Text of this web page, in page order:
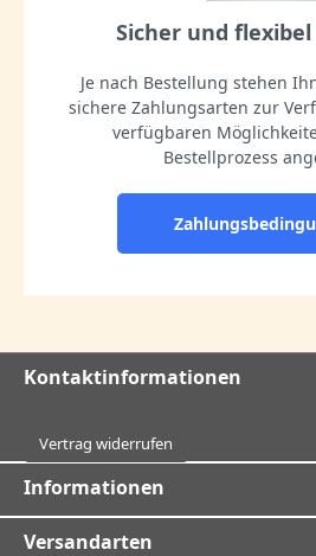
Sicher und
Je nach Bestellung stehen
sichere Zahlungsarten zur
verfügbaren
Bestellprozess
Kontaktinformationen
Vertrag widerrufen
Informationen
Versandarten